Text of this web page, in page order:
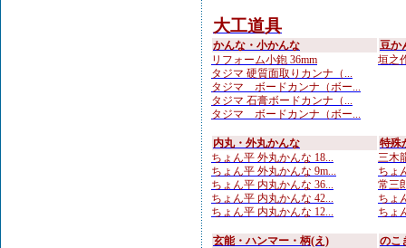
大工道具
かんな・小かんな
リフォーム小鉋 36mm
タジマ 硬質面取りカンナ（...
タジマ ボードカンナ（ボー...
タジマ 石膏ボードカンナ（...
タジマ ボードカンナ（ボー...
豆か
垣之
内丸・外丸かんな
ちょん平 外丸かんな 18...
ちょん平 外丸かんな 9m...
ちょん平 内丸かんな 36...
ちょん平 内丸かんな 42...
ちょん平 内丸かんな 12...
特殊
三木
ちょ
常三
ちょ
ちょ
玄能・ハンマー・柄(え)
のこ